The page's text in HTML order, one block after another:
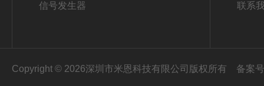
信号发生器 联系
Copyright © 2026深圳市米恩科技有限公司版权所有 备案